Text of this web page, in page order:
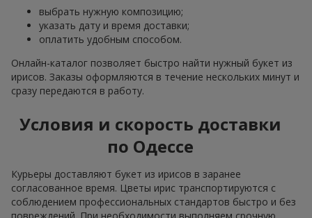
выбрать нужную композицию;
указать дату и время доставки;
оплатить удобным способом.
Онлайн-каталог позволяет быстро найти нужный букет из
ирисов. Заказы оформляются в течение нескольких минут и
сразу передаются в работу.
Условия и скорость доставки
по Одессе
Курьеры доставляют букет из ирисов в заранее
согласованное время. Цветы ирис транспортируются с
соблюдением профессиональных стандартов быстро и без